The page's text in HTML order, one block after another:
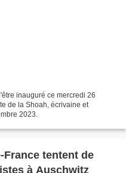
inauguré ce mercredi 26
de la Shoah, écrivaine et
2023.
France tentent de
à Auschwitz